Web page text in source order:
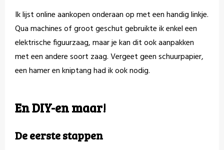
Ik lijst online aankopen onderaan op met een handig linkje.
Qua machines of groot geschut gebruikte ik enkel een
elektrische figuurzaag, maar je kan dit ook aanpakken
met een andere soort zaag. Vergeet geen schuurpapier,
een hamer en kniptang had ik ook nodig.
En DIY-en maar!
De eerste stappen